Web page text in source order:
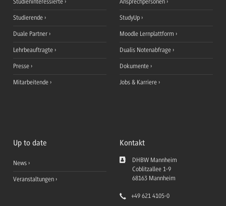
Studieninteressierte
Studierende
Duale Partner
Lehrbeauftragte
Presse
Mitarbeitende
Ansprechpersonen
StudyUp
Moodle Lernplattform
Dualis Notenabfrage
Dokumente
Jobs & Karriere
Up to date
News
Veranstaltungen
Kontakt
DHBW Mannheim
Coblitzallee 1-9
68163 Mannheim
+49 621 4105-0